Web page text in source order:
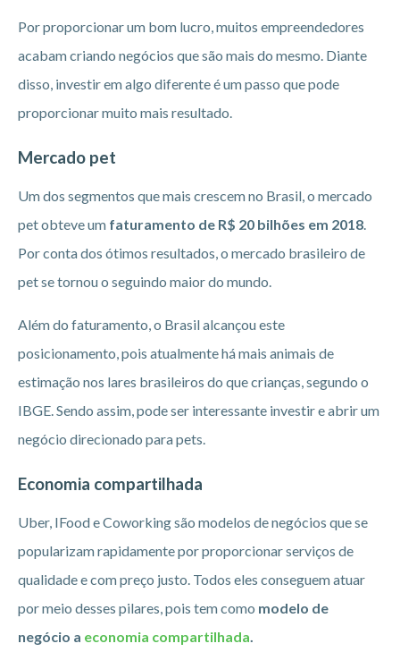
Por proporcionar um bom lucro, muitos empreendedores
acabam criando negócios que são mais do mesmo. Diante
disso, investir em algo diferente é um passo que pode
proporcionar muito mais resultado.
Mercado pet
Um dos segmentos que mais crescem no Brasil, o mercado
pet obteve um faturamento de R$ 20 bilhões em 2018
Por conta dos ótimos resultados, o mercado brasileiro de
pet se tornou o seguindo maior do mundo.
Além do faturamento, o Brasil alcançou este
posicionamento, pois atualmente há mais animais de
estimação nos lares brasileiros do que crianças, segundo o
IBGE. Sendo assim, pode ser interessante investir e abrir um
negócio direcionado para pets.
Economia compartilhada
Uber, IFood e Coworking são modelos de negócios que se
popularizam rapidamente por proporcionar serviços de
qualidade e com preço justo. Todos eles conseguem atuar
por meio desses pilares, pois tem como modelo de
negócio a economia compartilhada